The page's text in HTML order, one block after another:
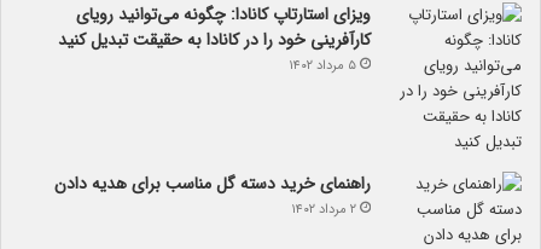
ویزای استارتاپ کانادا: چگونه می‌توانید رویای
کارآفرینی خود را در کانادا به حقیقت تبدیل کنید
۵ مرداد ۱۴۰۲
راهنمای خرید دسته گل مناسب برای هدیه دادن
۲ مرداد ۱۴۰۲